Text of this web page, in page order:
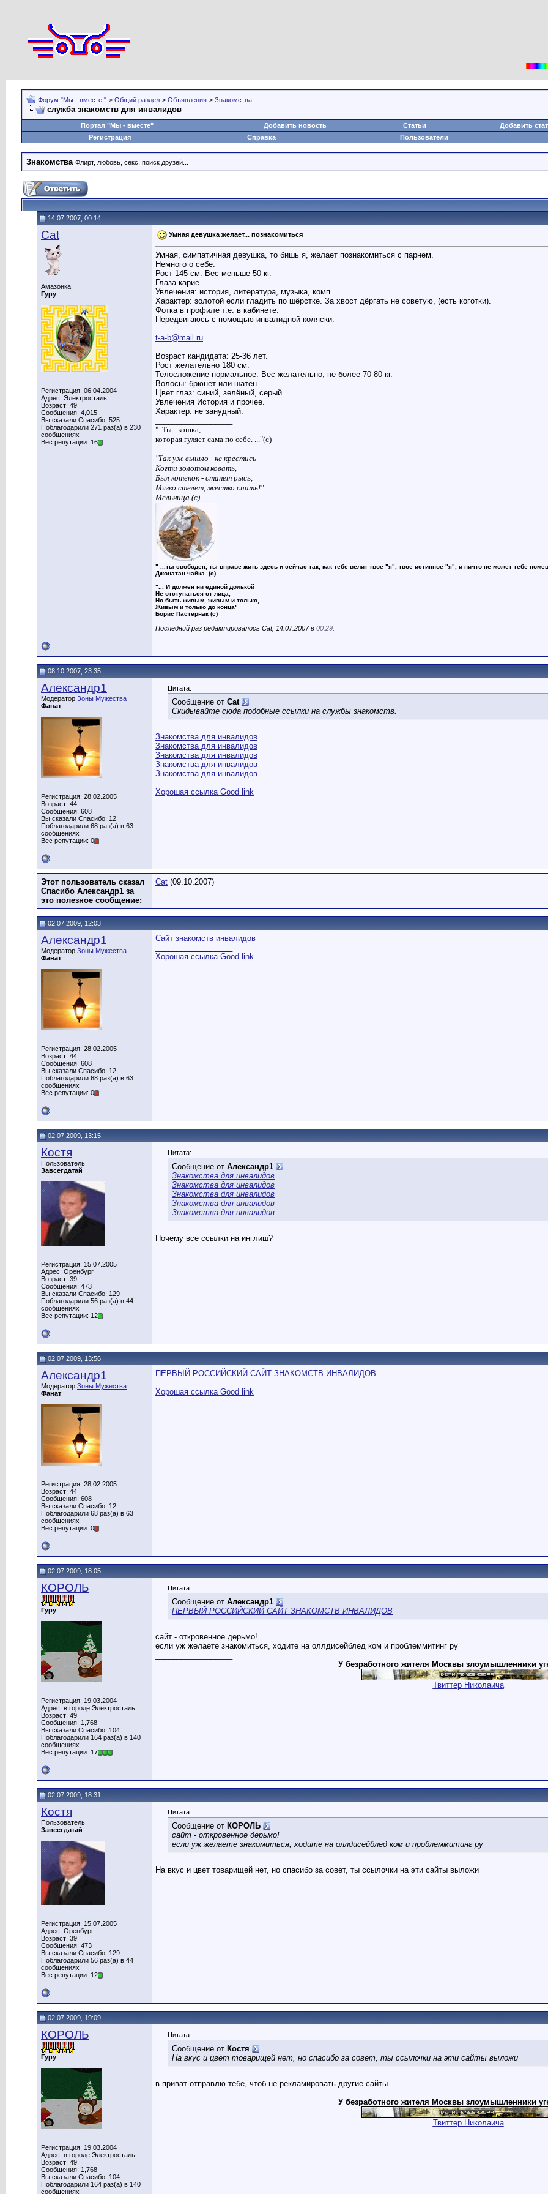
Форум "Мы - вместе!" > Общий раздел > Объявления > Знакомства
служба знакомств для инвалидов
Портал "Мы - вместе" Добавить новость Статьи
Добавить
Регистрация
Справка Пользователи
Знакомства Флирт, любовь, секс, поиск друзей...
14.07.2007, 00:14
Cat
Амазонка
Гуру
Регистрация: 06.04.2004
Адрес: Электросталь
Возраст: 49
Сообщения: 4,015
Вы сказали Спасибо: 525
Поблагодарили 271 раз(а) в 230
сообщениях
Вес репутации: 16
Умная девушка желает... познакомиться
Умная, симпатичная девушка, то бишь я, желает познакомиться с парнем.
Немного о себе:
Рост 145 см. Вес меньше 50 кг.
Глаза карие.
Увлечения: история, литература, музыка, комп.
Характер: золотой если гладить по шёрстке. За хвост дёргать не советую, (есть коготки).
Фотка в профиле т.е. в кабинете.
Передвигаюсь с помощью инвалидной коляски.
t-a-b@mail.ru
Возраст кандидата: 25-36 лет.
Рост желательно 180 см.
Телосложение нормальное. Вес желательно, не более 70-80 кг.
Волосы: брюнет или шатен.
Цвет глаз: синий, зелёный, серый.
Увлечения История и прочее.
Характер: не занудный.
"..Ты - кошка,
которая гуляет сама по себе. ..."(с)
"Так уж вышло - не крестись -
Когти золотом ковать,
Был котенок - станет рысь,
Мягко стелет, жестко спать!"
Мельница (с)
" ...ты свободен, ты вправе жить здесь и сейчас так, как тебе велит твое "я", твое истинное "я", и ничто не может тебе
Джонатан чайка. (с)
"... И должен ни единой долькой
Не отступаться от лица,
Но быть живым, живым и только,
Живым и только до конца"
Борис Пастернак (с)
Последний раз редактировалось Cat, 14.07.2007 в 00:29
08.10.2007, 23:35
Александр1
Модератор Зоны Мужества
Фанат
Регистрация: 28.02.2005
Возраст: 44
Сообщения: 608
Вы сказали Спасибо: 12
Поблагодарили 68 раз(а) в 63
сообщениях
Вес репутации: 0
Цитата:
Сообщение от Cat
Скидывайте сюда подобные ссылки на службы знакомств.
Знакомства для инвалидов
Знакомства для инвалидов
Знакомства для инвалидов
Знакомства для инвалидов
Знакомства для инвалидов
Хорошая ссылка Good link
Этот пользователь сказал
Спасибо Александр1 за
это полезное сообщение:
Cat (09.10.2007)
02.07.2009, 12:03
Александр1
Модератор Зоны Мужества
Фанат
Регистрация: 28.02.2005
Возраст: 44
Сообщения: 608
Вы сказали Спасибо: 12
Поблагодарили 68 раз(а) в 63
сообщениях
Вес репутации: 0
Сайт знакомств инвалидов
Хорошая ссылка Good link
02.07.2009, 13:15
Костя
Пользователь
Завсегдатай
Регистрация: 15.07.2005
Адрес: Оренбург
Возраст: 39
Сообщения: 473
Вы сказали Спасибо: 129
Поблагодарили 56 раз(а) в 44
сообщениях
Вес репутации: 12
Цитата:
Сообщение от Александр1
Знакомства для инвалидов
Знакомства для инвалидов
Знакомства для инвалидов
Знакомства для инвалидов
Знакомства для инвалидов
Почему все ссылки на инглиш?
02.07.2009, 13:56
Александр1
Модератор Зоны Мужества
Фанат
Регистрация: 28.02.2005
Возраст: 44
Сообщения: 608
Вы сказали Спасибо: 12
Поблагодарили 68 раз(а) в 63
сообщениях
Вес репутации: 0
ПЕРВЫЙ РОССИЙСКИЙ САЙТ ЗНАКОМСТВ ИНВАЛИДОВ
Хорошая ссылка Good link
02.07.2009, 18:05
КОРОЛЬ
Гуру
Регистрация: 19.03.2004
Адрес: в городе Электросталь
Возраст: 49
Сообщения: 1,768
Вы сказали Спасибо: 104
Поблагодарили 164 раз(а) в 140
сообщениях
Вес репутации: 17
Цитата:
Сообщение от Александр1
ПЕРВЫЙ РОССИЙСКИЙ САЙТ ЗНАКОМСТВ ИНВАЛИДОВ
сайт - откровенное дерьмо!
если уж желаете знакомиться, ходите на оллдисейблед ком и проблеммитинг ру
У безработного жителя Москвы злоумышленники
Твиттер Николаича
02.07.2009, 18:31
Костя
Пользователь
Завсегдатай
Регистрация: 15.07.2005
Адрес: Оренбург
Возраст: 39
Сообщения: 473
Вы сказали Спасибо: 129
Поблагодарили 56 раз(а) в 44
сообщениях
Вес репутации: 12
Цитата:
Сообщение от КОРОЛЬ
сайт - откровенное дерьмо!
если уж желаете знакомиться, ходите на оллдисейблед ком и проблеммитинг ру
На вкус и цвет товарищей нет, но спасибо за совет, ты ссылочки на эти сайты выложи
02.07.2009, 19:09
КОРОЛЬ
Гуру
Регистрация: 19.03.2004
Адрес: в городе Электросталь
Возраст: 49
Сообщения: 1,768
Вы сказали Спасибо: 104
Поблагодарили 164 раз(а) в 140
сообщениях
Цитата:
Сообщение от Костя
На вкус и цвет товарищей нет, но спасибо за совет, ты ссылочки на эти сайты выложи
в приват отправлю тебе, чтоб не рекламировать другие сайты.
У безработного жителя Москвы злоумышленники
Твиттер Николаича